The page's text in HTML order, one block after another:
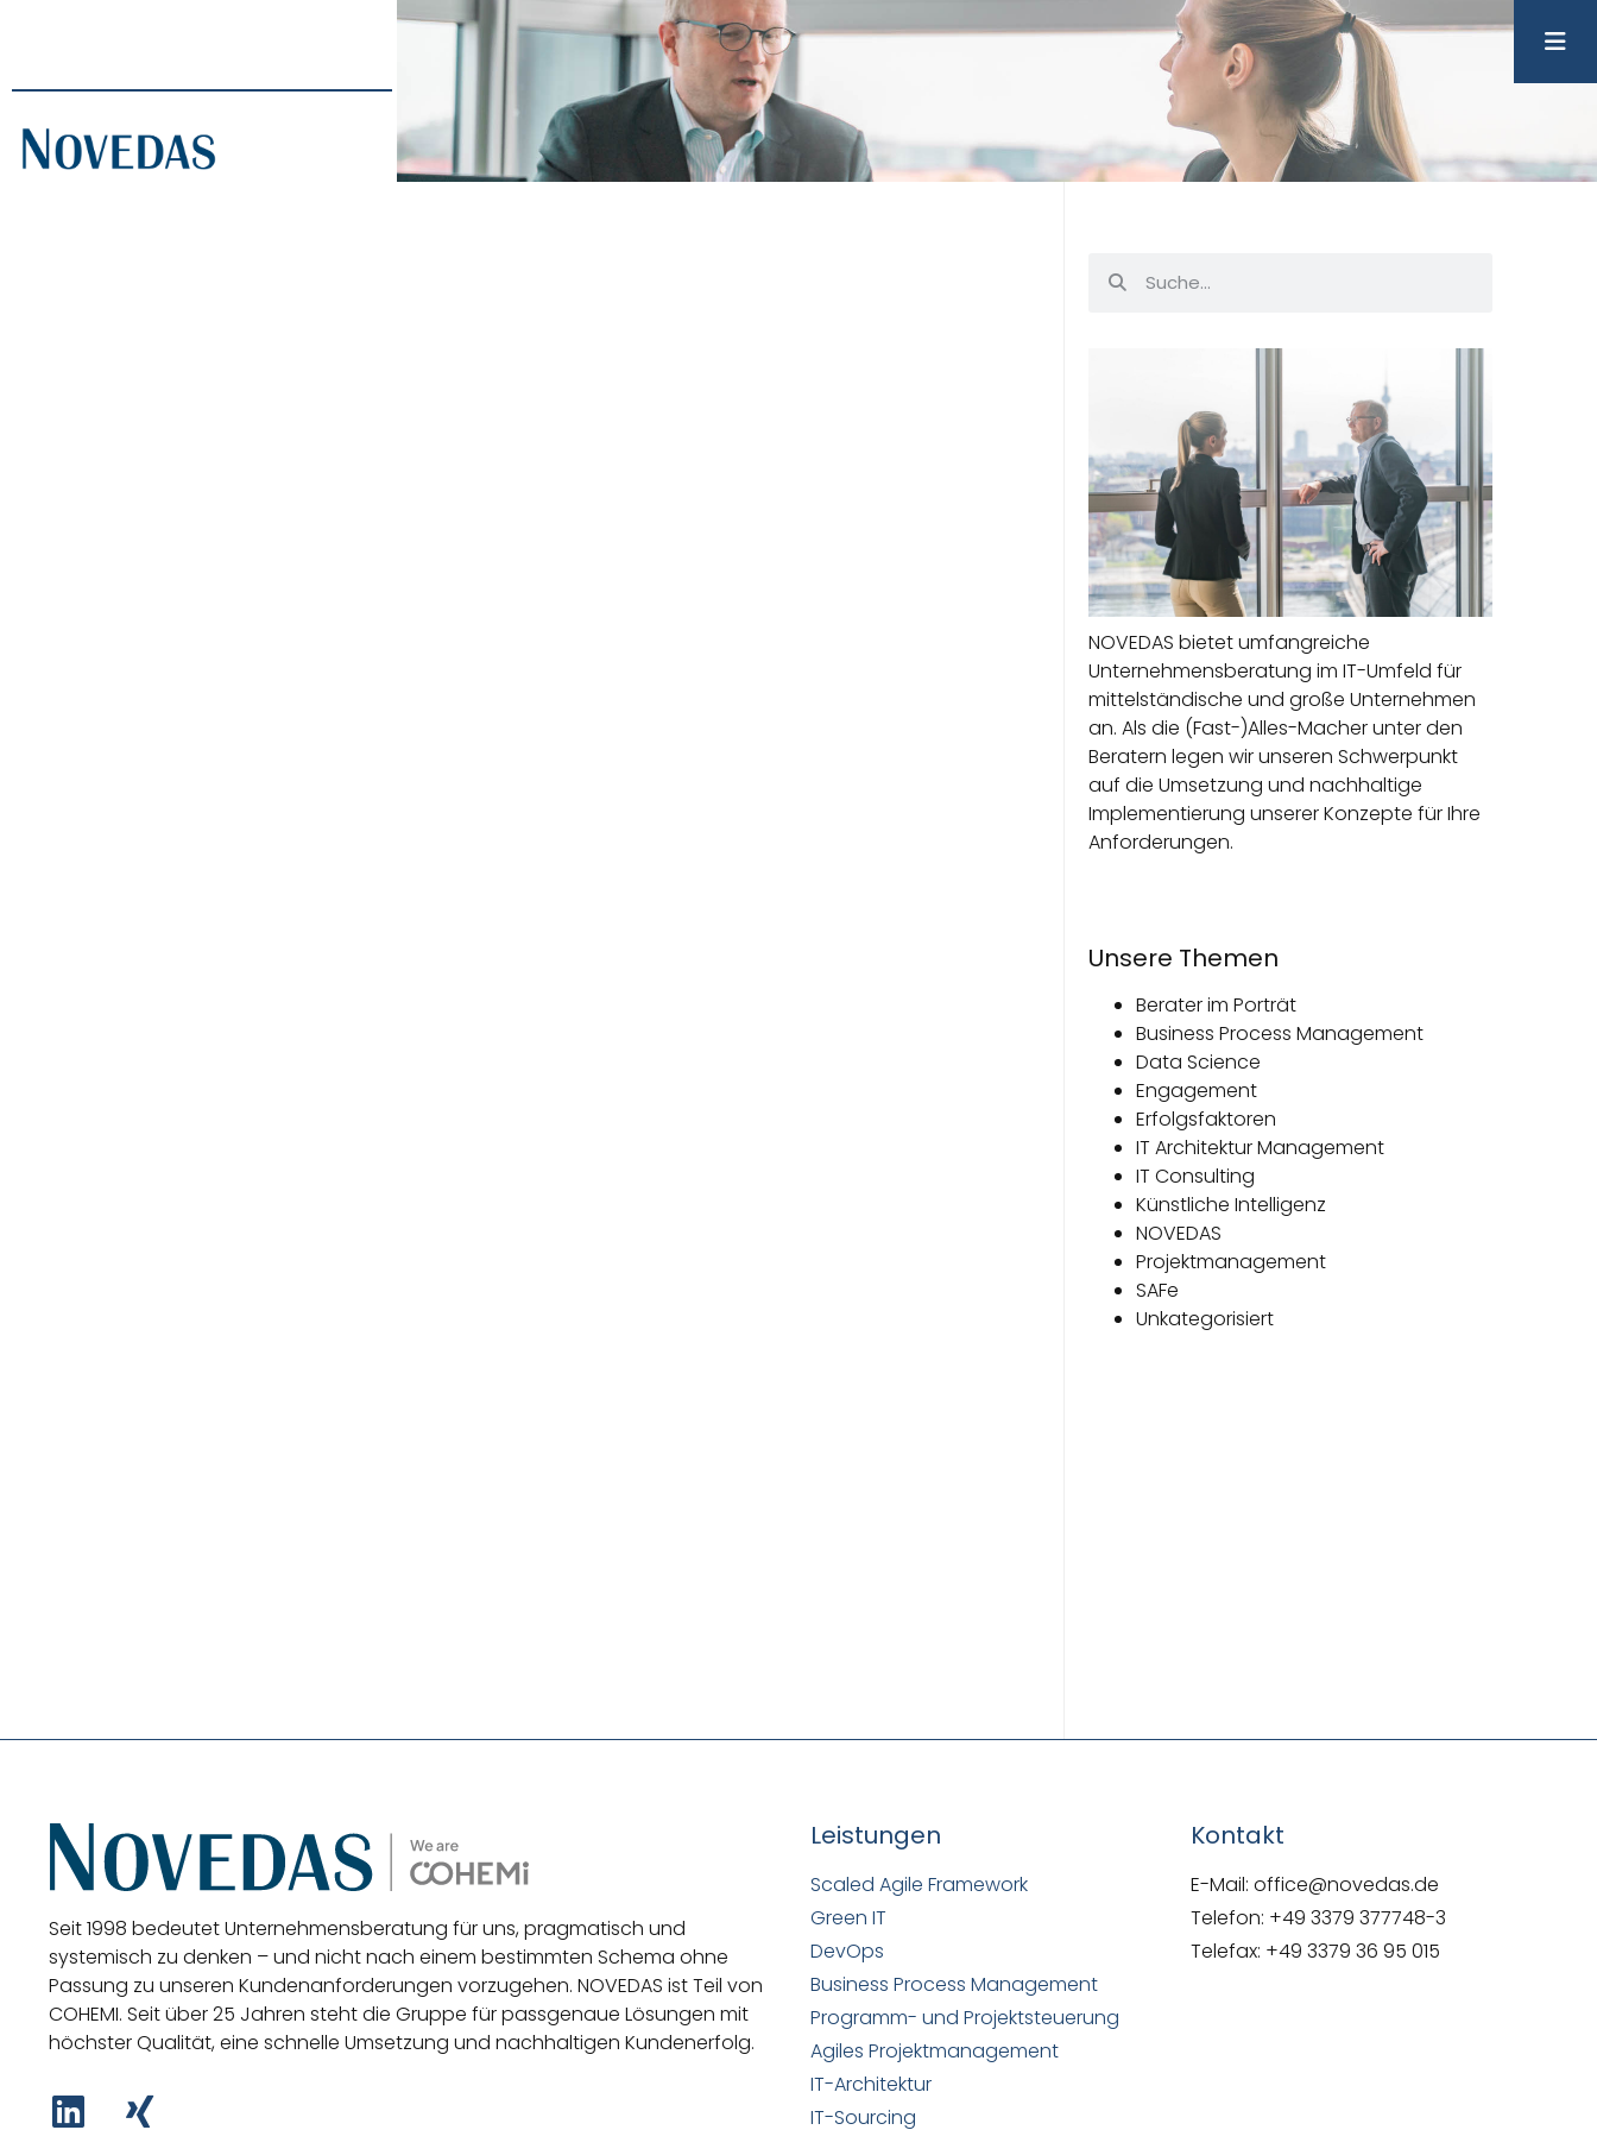
NOVEDAS bietet umfangreiche
Unternehmensberatung im IT-Umfeld für
mittelständische und große Unternehmen
an. Als die (Fast-)Alles-Macher unter den
Beratern legen wir unseren Schwerpunkt
auf die Umsetzung und nachhaltige
Implementierung unserer Konzepte für Ihre
Anforderungen.
Unsere Themen
Berater im Porträt
Business Process Management
Data Science
Engagement
Erfolgsfaktoren
IT Architektur Management
IT Consulting
Künstliche Intelligenz
NOVEDAS
Projektmanagement
SAFe
Unkategorisiert
Seit 1998 bedeutet Unternehmensberatung für uns, pragmatisch und
systemisch zu denken – und nicht nach einem bestimmten Schema ohne
Passung zu unseren Kundenanforderungen vorzugehen. NOVEDAS ist Teil von
COHEMI. Seit über 25 Jahren steht die Gruppe für passgenaue Lösungen mit
höchster Qualität, eine schnelle Umsetzung und nachhaltigen Kundenerfolg.
Leistungen
Scaled Agile Framework
Green IT
DevOps
Business Process Management
Programm- und Projektsteuerung
Agiles Projektmanagement
IT-Architektur
IT-Sourcing
Kontakt
E-Mail: office@novedas.de
Telefon: +49 3379 377748-3
Telefax: +49 3379 36 95 015